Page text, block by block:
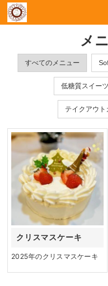
メ
すべてのメニュー
低糖質スイーツ
テイクアウ
クリスマスケーキ
2025年のクリスマスケーキ